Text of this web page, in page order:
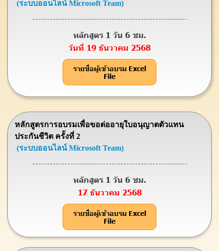
(ระบบออนไลน์ Microsoft Team)
หลักสูตร 1 วัน 6 ชม.
วันที่ 19 ธันวาคม 2568
รายชื่อผู้เข้าอบรม Excel
File
หลักสูตรการอบรมเพื่อขอต่ออายุใบอนุญาตตัวแทน
ประกันชีวิต ครั้งที่ 2
(ระบบออนไลน์ Microsoft Team)
หลักสูตร 1 วัน 6 ชม.
17 ธันวาคม 2568
รายชื่อผู้เข้าอบรม Excel
File